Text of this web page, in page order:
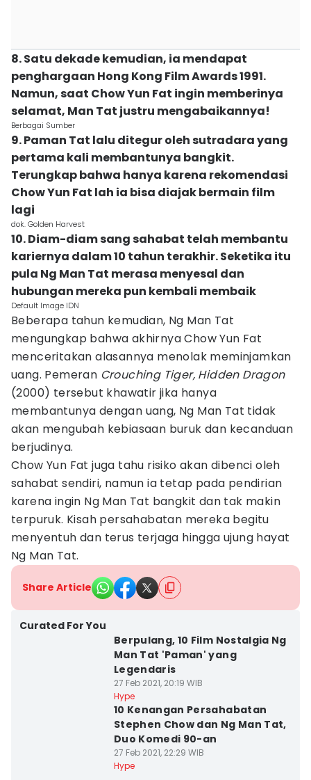
8. Satu dekade kemudian, ia mendapat
penghargaan Hong Kong Film Awards 1991.
Namun, saat Chow Yun Fat ingin memberinya
selamat, Man Tat justru mengabaikannya!
Berbagai Sumber
9. Paman Tat lalu ditegur oleh sutradara yang
pertama kali membantunya bangkit.
Terungkap bahwa hanya karena rekomendasi
Chow Yun Fat lah ia bisa diajak bermain film
lagi
dok. Golden Harvest
10. Diam-diam sang sahabat telah membantu
kariernya dalam 10 tahun terakhir. Seketika itu
pula Ng Man Tat merasa menyesal dan
hubungan mereka pun kembali membaik
Default Image IDN
Beberapa tahun kemudian, Ng Man Tat
mengungkap bahwa akhirnya Chow Yun Fat
menceritakan alasannya menolak meminjamkan
uang. Pemeran Crouching Tiger, Hidden Dragon
(2000) tersebut khawatir jika hanya
membantunya dengan uang, Ng Man Tat tidak
akan mengubah kebiasaan buruk dan kecanduan
berjudinya.
Chow Yun Fat juga tahu risiko akan dibenci oleh
sahabat sendiri, namun ia tetap pada pendirian
karena ingin Ng Man Tat bangkit dan tak makin
terpuruk. Kisah persahabatan mereka begitu
menyentuh dan terus terjaga hingga ujung hayat
Ng Man Tat.
Share Article
Curated For You
Berpulang, 10 Film Nostalgia Ng
Man Tat 'Paman' yang
Legendaris
27 Feb 2021, 20:19 WIB
Hype
10 Kenangan Persahabatan
Stephen Chow dan Ng Man Tat,
Duo Komedi 90-an
27 Feb 2021, 22:29 WIB
Hype